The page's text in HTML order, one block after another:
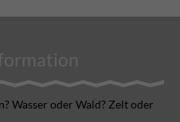
Wasser oder Wald? Zelt oder